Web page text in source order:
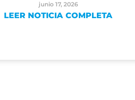
junio 17, 2026
LEER NOTICIA COMPLETA